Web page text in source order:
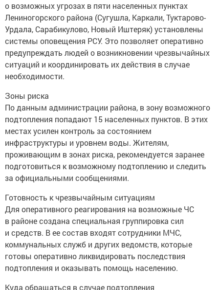
о возможных угрозах в пяти населенных пунктах
Лениногорского района (Сугушла, Каркали, Туктарово-
Урдала, Сарабикулово, Новый Иштеряк) установлены
системы оповещения РСУ. Это позволяет оперативно
предупреждать людей о возникновении чрезвычайных
ситуаций и координировать их действия в случае
необходимости.
Зоны риска
По данным администрации района, в зону возможного
подтопления попадают 15 населенных пунктов. В этих
местах усилен контроль за состоянием
инфраструктуры и уровнем воды. Жителям,
проживающим в зонах риска, рекомендуется заранее
подготовиться к возможному подтоплению и следить
за официальными сообщениями.
Готовность к чрезвычайным ситуациям
Для оперативного реагирования на возможные ЧС
в районе создана специальная группировка сил
и средств. В ее состав входят сотрудники МЧС,
коммунальных служб и других ведомств, которые
готовы оперативно ликвидировать последствия
подтопления и оказывать помощь населению.
Куда обращаться в случае подтопления